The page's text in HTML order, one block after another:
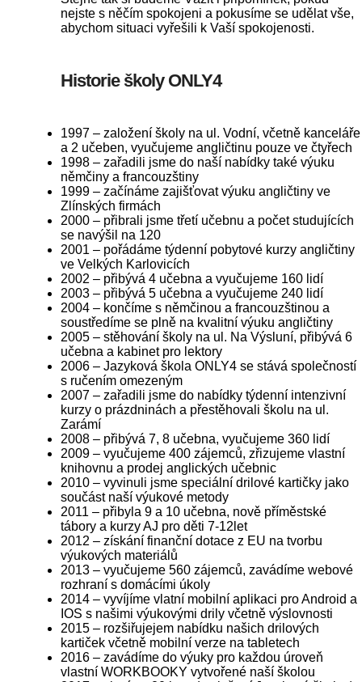
nejste s něčím spokojeni a pokusíme se udělat vše,
abychom situaci vyřešili k Vaší spokojenosti.
Historie školy ONLY4
1997 – založení školy na ul. Vodní, včetně kanceláře
a 2 učeben, vyučujeme angličtinu pouze ve čtyřech
1998 – zařadili jsme do naší nabídky také výuku
němčiny a francouzštiny
1999 – začínáme zajišťovat výuku angličtiny ve
Zlínských firmách
2000 – přibrali jsme třetí učebnu a počet studujících
se navýšil na 120
2001 – pořádáme týdenní pobytové kurzy angličtiny
ve Velkých Karlovicích
2002 – přibývá 4 učebna a vyučujeme 160 lidí
2003 – přibývá 5 učebna a vyučujeme 240 lidí
2004 – končíme s němčinou a francouzštinou a
soustředíme se plně na kvalitní výuku angličtiny
2005 – stěhování školy na ul. Na Výsluní, přibývá 6
učebna a kabinet pro lektory
2006 – Jazyková škola ONLY4 se stává společností
s ručením omezeným
2007 – zařadili jsme do nabídky týdenní intenzivní
kurzy o prázdninách a přestěhovali školu na ul.
Zarámí
2008 – přibývá 7, 8 učebna, vyučujeme 360 lidí
2009 – vyučujeme 400 zájemců, zřizujeme vlastní
knihovnu a prodej anglických učebnic
2010 – vyvinuli jsme speciální drilové kartičky jako
součást naší výukové metody
2011 – přibyla 9 a 10 učebna, nově příměstské
tábory a kurzy AJ pro děti 7-12let
2012 – získání finanční dotace z EU na tvorbu
výukových materiálů
2013 – vyučujeme 560 zájemců, zavádíme webové
rozhraní s domácími úkoly
2014 – vyvíjíme vlatní mobilní aplikaci pro Android a
IOS s našimi výukovými drily včetně výslovnosti
2015 – rozšiřujejem nabídku našich drilových
kartiček včetně mobilní verze na tabletech
2016 – zavádíme do výuky pro každou úroveň
vlastní WORKBOOKY vytvořené naší školou